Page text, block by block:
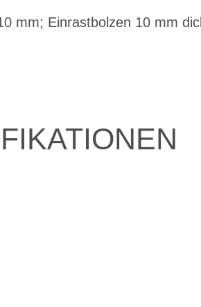
mm; Einrastbolzen 10 mm